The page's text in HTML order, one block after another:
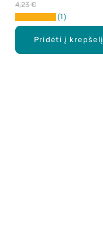
Pridėti į krepšelį
4,23 €
1